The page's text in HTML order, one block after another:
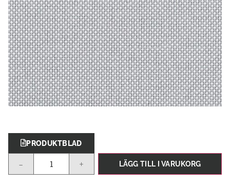
PRODUKTBLAD
- + LÄGG TILL I VARUKORG